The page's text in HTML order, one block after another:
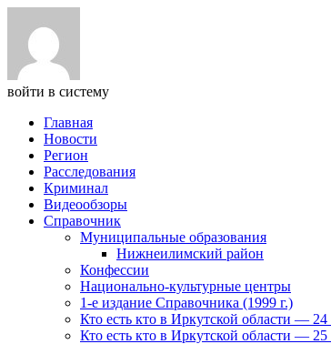
войти в систему
Главная
Новости
Регион
Расследования
Криминал
Видеообзоры
Справочник
Муниципальные образования
Нижнеилимский район
Конфессии
Национально-культурные центры
1-е издание Справочника (1999 г.)
Кто есть кто в Иркутской области —
Кто есть кто в Иркутской области —